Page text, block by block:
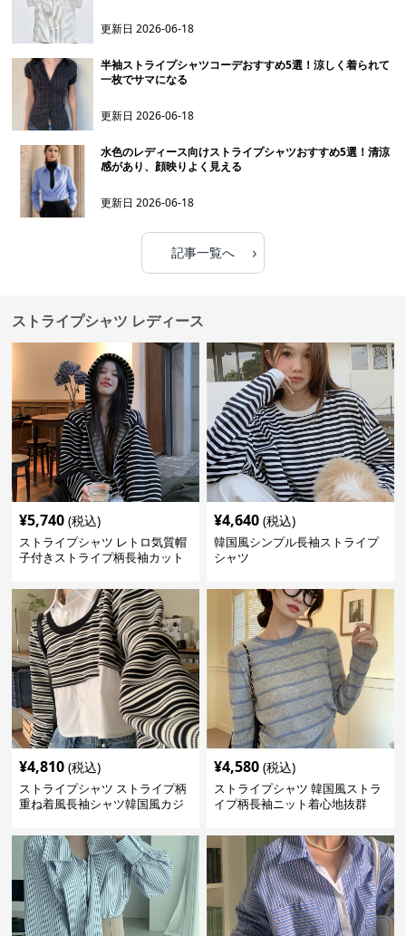
更新日2026-06-18
半袖ストライプシャツコーデおすすめ5選！涼しく着られて
一枚でサマになる
更新日2026-06-18
水色のレディース向けストライプシャツおすすめ5選！清涼
感があり、顔映りよく見える
更新日2026-06-18
記事一覧へ ›
ストライプシャツ レディース
¥5,740 (税込)
ストライプシャツ レトロ気質帽
子付きストライプ柄長袖カット
¥4,640 (税込)
韓国風シンプル長袖ストライプ
シャツ
¥4,810 (税込)
ストライプシャツ ストライプ柄
重ね着風長袖シャツ韓国風カジ
¥4,580 (税込)
ストライプシャツ 韓国風ストラ
イプ柄長袖ニット着心地抜群